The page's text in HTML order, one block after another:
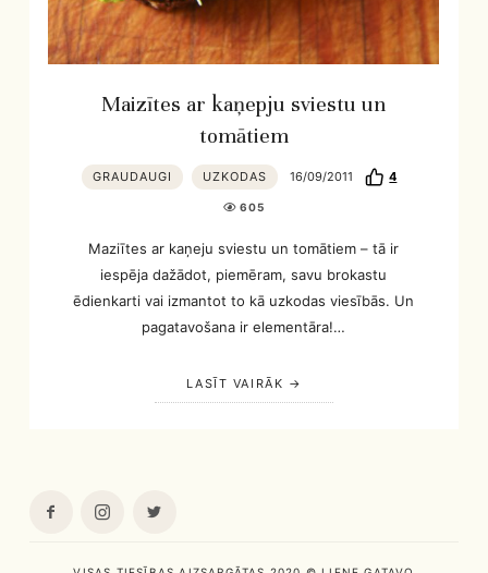
Maizītes ar kaņepju sviestu un
tomātiem
GRAUDAUGI UZKODAS 16/09/2011 4
605
Maziītes ar kaņeju sviestu un tomātiem – tā ir
iespēja dažādot, piemēram, savu brokastu
ēdienkarti vai izmantot to kā uzkodas viesībās. Un
pagatavošana ir elementāra!…
LASĪT VAIRĀK